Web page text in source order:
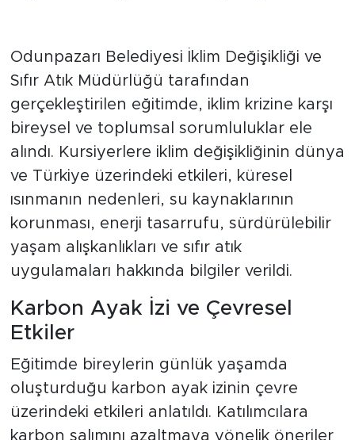
Sıfır Atık Müdürlüğü tarafından
gerçekleştirilen eğitimde, iklim krizine karşı
bireysel ve toplumsal sorumluluklar ele
alındı. Kursiyerlere iklim değişikliğinin dünya
ve Türkiye üzerindeki etkileri, küresel
ısınmanın nedenleri, su kaynaklarının